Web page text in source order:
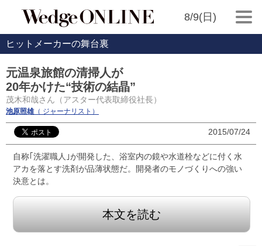
8/9(日)
ヒットメーカーの舞台裏
元温泉旅館の清掃人が
20年かけた“技術の結晶”
茂木和哉さん（アスター代表取締役社長）
池原照雄（ ジャーナリスト）
2015/07/24
自称｢洗濯職人｣が開発した、浴室内の鏡や水道栓などに付く水
アカを落とす洗剤が品薄状態だ。開発者のモノづくりへの強い
決意とは。
本文を読む